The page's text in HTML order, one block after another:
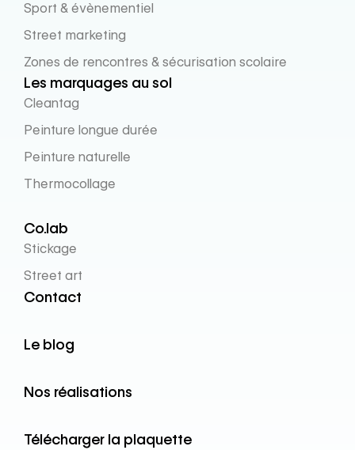
Sport & évènementiel
Street marketing
Zones de rencontres & sécurisation scolaire
Les marquages au sol
Cleantag
Peinture longue durée
Peinture naturelle
Thermocollage
Co.lab
Stickage
Street art
Contact
Le blog
Nos réalisations
Télécharger la plaquette